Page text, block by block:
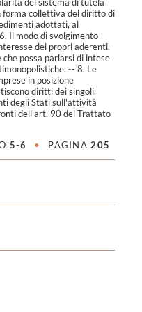
del sistema di tutela
forma collettiva del diritto di
adottati, al
Il modo di svolgimento
dei propri aderenti.
possa parlarsi di intese
-- 8. Le
in posizione
diritti dei singoli.
degli Stati sull'attività
dell'art. 90 del Trattato
5-6 • PAGINA205